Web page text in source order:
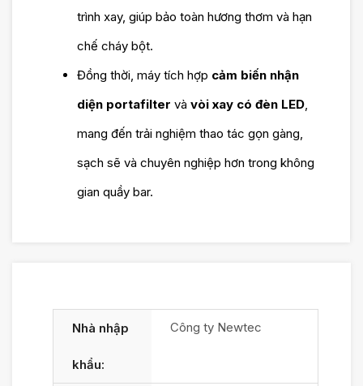
trình xay, giúp bảo toàn hương thơm và hạn
chế cháy bột.
Đồng thời, máy tích hợp cảm biến nhận
diện portafilter và vòi xay có đèn LED,
mang đến trải nghiệm thao tác gọn gàng,
sạch sẽ và chuyên nghiệp hơn trong không
gian quầy bar.
Nhà nhập
khẩu:
Công ty Newtec